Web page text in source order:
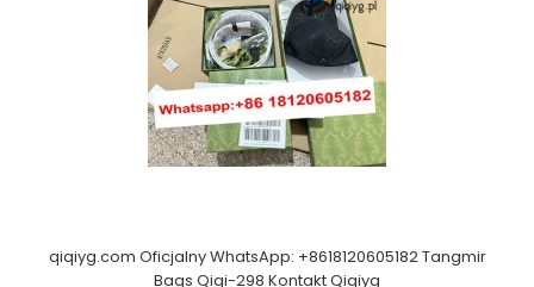
qiqiyg.com Oficjalny WhatsApp: +8618120605182 Tangmir
Bags Qiqi-298 Kontakt Qiqiyg